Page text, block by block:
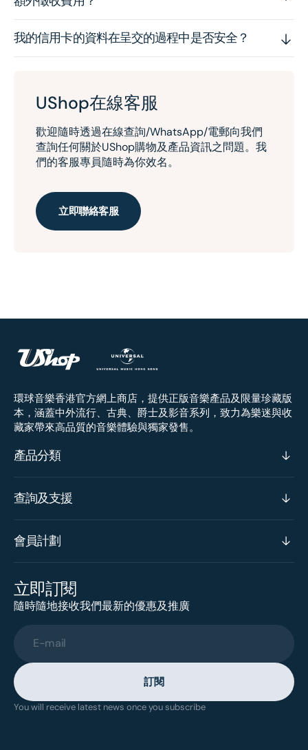
我的信用卡的資料在呈交的過程中是否安全？
UShop在線客服
歡迎隨時透過在線查詢/WhatsApp/電郵向我們
查詢任何關於UShop購物及產品資訊之問題。我
們的客服專員隨時為你效名。
立即聯絡客服
環球音樂香港官方網上商店，提供正版音樂產品及限量珍藏版
本，涵蓋中外流行、古典、爵士及影音系列，致力為樂迷與收
藏家帶來高品質的音樂體驗與獨家發售。
產品分類
查詢及支援
會員計劃
立即訂閱
隨時隨地接收我們最新的優惠及推廣
E-mail
訂閱
You will receive latest news once you subscribe